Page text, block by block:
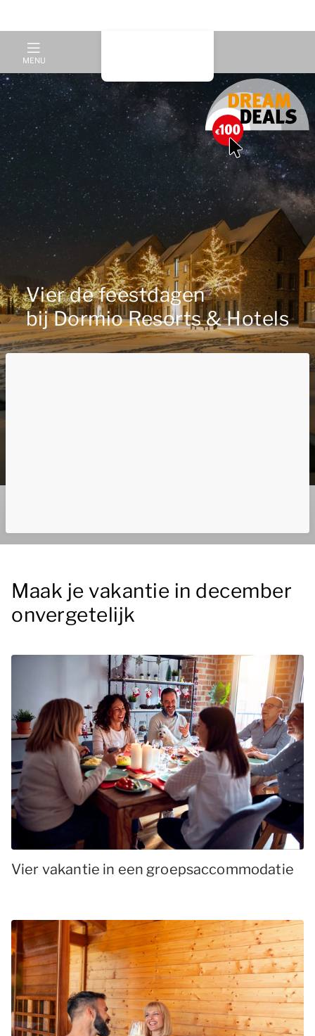
MENU
Vier de feestdagen
bij Dormio Resorts & Hotels
Maak je vakantie in december
onvergetelijk
Vier vakantie in een groepsaccommodatie